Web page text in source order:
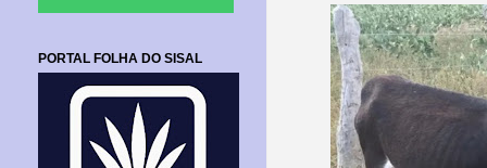
PORTAL FOLHA DO SISAL